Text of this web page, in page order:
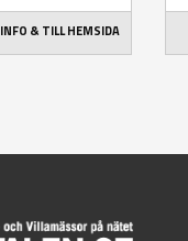
& TILL HEMSIDA